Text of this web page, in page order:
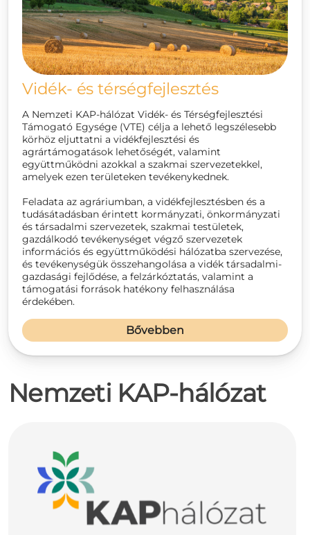
Vidék- és térségfejlesztés
A Nemzeti KAP-hálózat Vidék- és Térségfejlesztési
Támogató Egysége (VTE) célja a lehető legszélesebb
körhöz eljuttatni a vidékfejlesztési és
agrártámogatások lehetőségét, valamint
együttműködni azokkal a szakmai szervezetekkel,
amelyek ezen területeken tevékenykednek.
Feladata az agráriumban, a vidékfejlesztésben és a
tudásátadásban érintett kormányzati, önkormányzati
és társadalmi szervezetek, szakmai testületek,
gazdálkodó tevékenységet végző szervezetek
információs és együttműködési hálózatba szervezése,
és tevékenységük összehangolása a vidék társadalmi-
gazdasági fejlődése, a felzárkóztatás, valamint a
támogatási források hatékony felhasználása
érdekében.
Bővebben
Nemzeti KAP-hálózat